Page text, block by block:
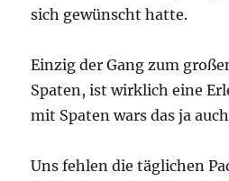
sich gewünscht hatte.
Einzig der Gang zum
Spaten, ist wirklich eine
mit Spaten wars das ja auch
Uns fehlen die täglichen